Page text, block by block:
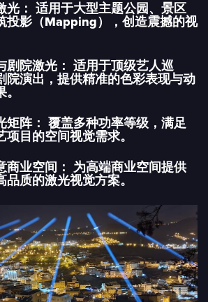
光： 适用于大型主题公园、景区
投影（Mapping），创造震撼的视
剧院激光： 适用于顶级艺人巡
院演出，提供精准的色彩表现与动
矩阵： 覆盖多种功率等级，满足
项目的空间视觉需求。
商业空间： 为高端商业空间提供
品质的激光视觉方案。